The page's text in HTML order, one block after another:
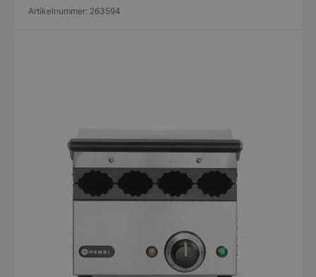
Artikelnummer: 263594